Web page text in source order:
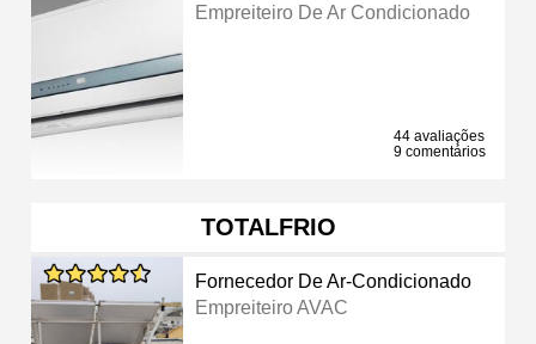
Empreiteiro De Ar Condicionado
44 avaliações
9 comentários
TOTALFRIO
Fornecedor De Ar-Condicionado
Empreiteiro AVAC